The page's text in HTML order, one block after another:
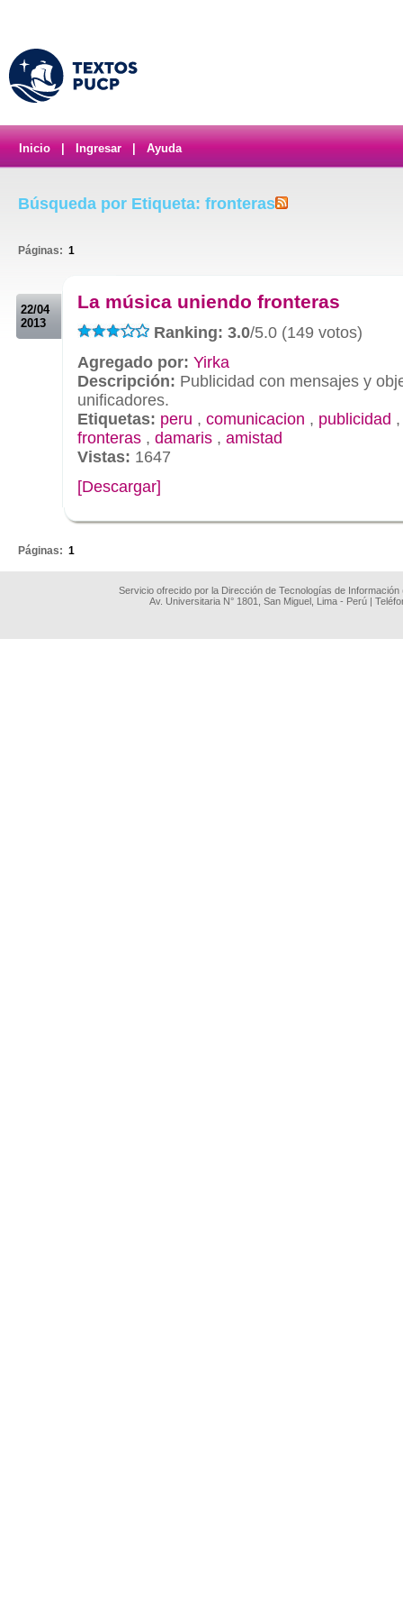
Inicio Ingresar Ayuda
Búsqueda por Etiqueta: fronteras
Páginas: 1
22/04
2013
La música uniendo fronteras
Ranking: 3.0/5.0 (149 votos)
Agregado por: Yirka
Descripción: Publicidad con mensajes y
unificadores.
Etiquetas: peru , comunicacion , publicidad
fronteras , damaris , amistad
Vistas: 1647
[Descargar]
Páginas: 1
Servicio ofrecido por la Dirección de Tecnologías de
Av. Universitaria N° 1801, San Miguel, Lima - Perú |